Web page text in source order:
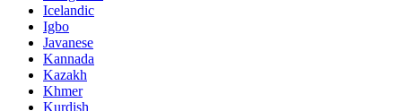
Icelandic
Igbo
Javanese
Kannada
Kazakh
Khmer
Kurdish